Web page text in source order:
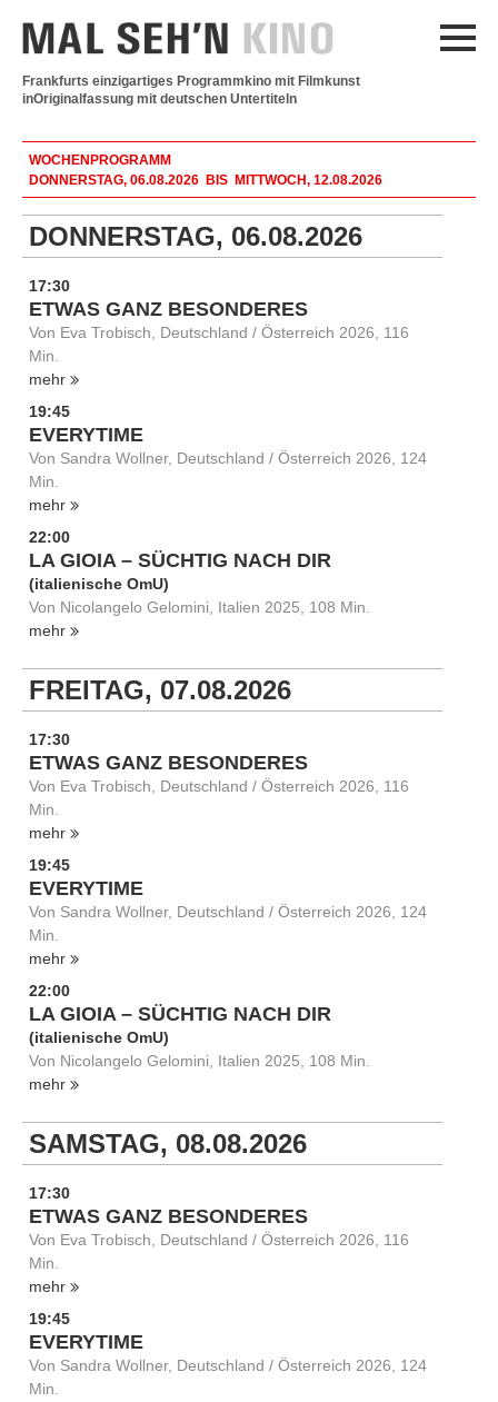
Frankfurts einzigartiges Programmkino mit Filmkunst
inOriginalfassung mit deutschen Untertiteln
WOCHENPROGRAMM
DONNERSTAG, 06.08.2026 BIS MITTWOCH, 12.08.2026
DONNERSTAG, 06.08.2026
17:30
ETWAS GANZ BESONDERES
Von Eva Trobisch, Deutschland / Österreich 2026, 116
Min.
mehr
19:45
EVERYTIME
Von Sandra Wollner, Deutschland / Österreich 2026, 124
Min.
mehr
22:00
LA GIOIA – SÜCHTIG NACH DIR
(italienische OmU)
Von Nicolangelo Gelomini, Italien 2025, 108 Min.
mehr
FREITAG, 07.08.2026
17:30
ETWAS GANZ BESONDERES
Von Eva Trobisch, Deutschland / Österreich 2026, 116
Min.
mehr
19:45
EVERYTIME
Von Sandra Wollner, Deutschland / Österreich 2026, 124
Min.
mehr
22:00
LA GIOIA – SÜCHTIG NACH DIR
(italienische OmU)
Von Nicolangelo Gelomini, Italien 2025, 108 Min.
mehr
SAMSTAG, 08.08.2026
17:30
ETWAS GANZ BESONDERES
Von Eva Trobisch, Deutschland / Österreich 2026, 116
Min.
mehr
19:45
EVERYTIME
Von Sandra Wollner, Deutschland / Österreich 2026, 124
Min.